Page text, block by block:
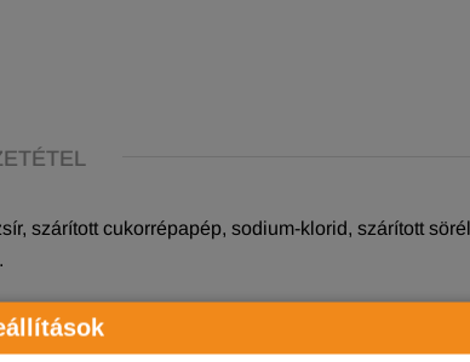
szárított cukorrépapép, sodium-klorid, szárított
1000 IU; E vitamin (Alfa-tokoferol 91%) 100mg;
1mg; H vitamin 0,25mg; folsav 0,30mg; B12